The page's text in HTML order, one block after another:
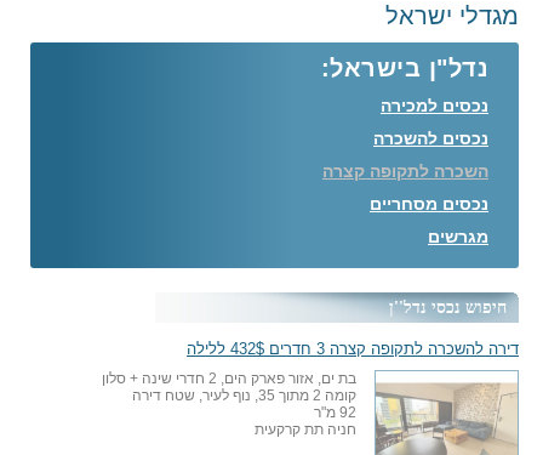
מגדלי ישראל
נדל"ן בישראל:
נכסים למכירה
נכסים להשכרה
השכרה לתקופה קצרה
נכסים מסחריים
מגרשים
חיפוש נכסי נדל''ן
דירה להשכרה לתקופה קצרה 3 חדרים 432$ ללילה
בת ים, אזור פארק הים, 2 חדרי שינה + סלון
קומה 2 מתוך 35, נוף לעיר, שטח דירה
92 מ"ר
חניה תת קרקעית